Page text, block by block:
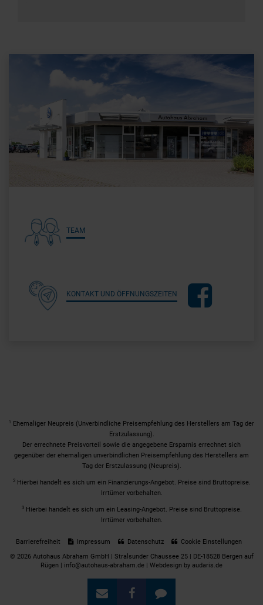
TEAM
KONTAKT UND ÖFFNUNGSZEITEN
1
Ehemaliger Neupreis (Unverbindliche Preisempfehlung des Herstellers am Tag der
Erstzulassung).
Der errechnete Preisvorteil sowie die angegebene Ersparnis errechnet sich
gegenüber der ehemaligen unverbindlichen Preisempfehlung des Herstellers am
Tag der Erstzulassung (Neupreis).
2 Hierbei handelt es sich um ein Finanzierungs-Angebot. Preise sind Bruttopreise.
Irrtümer vorbehalten.
3 Hierbei handelt es sich um ein Leasing-Angebot. Preise sind Bruttopreise.
Irrtümer vorbehalten.
Barrierefreiheit Impressum Datenschutz
Cookie Einstellungen
© 2026 Autohaus Abraham GmbH | Stralsunder Chaussee 25 | DE-18528 Bergen auf
Rügen | info@autohaus-abraham.de | Webdesign by audaris.de